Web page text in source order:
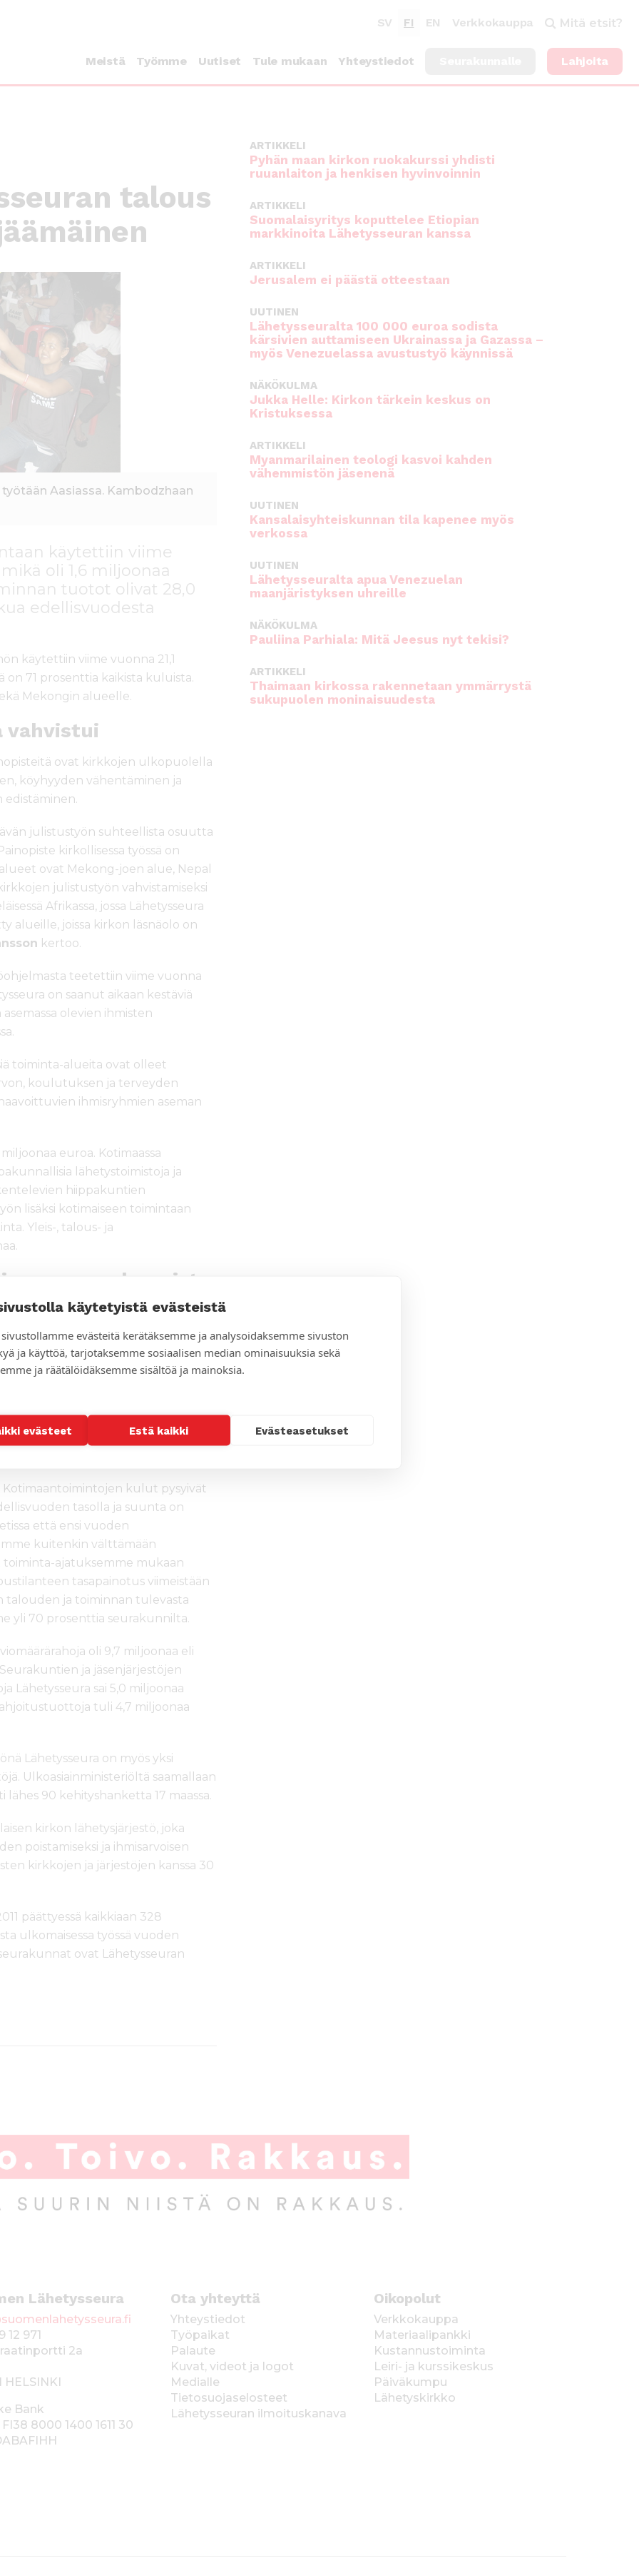
käytetyistä evästeistä
evästeitä kerätäksemme ja analysoidaksemme sivuston
ja käyttöä, tarjotaksemme sosiaalisen median ominaisuuksia sekä
ja räätälöidäksemme sisältöä ja mainoksia.
evästeet Estä kaikki Evästeasetukset
SV FI EN Verkkokauppa Mitä etsit?
Meistä Työmme Uutiset Tule mukaan Yhteystiedot Lahjoita
talous
Aasiassa. Kambodzhaan
käytettiin viime
oli 1,6 miljoonaa
tuotot olivat 28,0
edellisvuodesta
käytettiin viime vuonna 21,1
on 71 prosenttia kaikista kuluista.
Mekongin alueelle.
vahvistui
ovat kirkkojen ulkopuolella
köyhyyden vähentäminen ja
julistustyön suhteellista osuutta
kirkollisessa työssä on
ovat Mekong-joen alue, Nepal
julistustyön vahvistamiseksi
Afrikassa, jossa Lähetysseura
alueille, joissa kirkon läsnäolo on
kertoo.
teetettiin viime vuonna
on saanut aikaan kestäviä
olevien ihmisten
toiminta-alueita ovat olleet
koulutuksen ja terveyden
ihmisryhmien aseman
euroa. Kotimaassa
lähetystoimistoja ja
hiippakuntien
lisäksi kotimaiseen toimintaan
Yleis-, talous- ja
osa seurakunnista
19,4 miljoonaa
7,0
tuottoja 0,9 miljoonaa (1,0) sekä
(1,4).
mutta tuottoihin sisältyy
1,3 miljoonaa, joten
talousjohtajaLauri
kulut pysyivät
tasolla ja suunta on
että ensi vuoden
kuitenkin välttämään
toiminta-ajatuksemme mukaan
tasapainotus viimeistään
talouden ja toiminnan tulevasta
yli 70 prosenttia seurakunnilta.
oli 9,7 miljoonaa eli
ja jäsenjärjestöjen
Lähetysseura sai 5,0 miljoonaa
tuli 4,7 miljoonaa
Lähetysseura on myös yksi
Ulkoasiainministeriöltä saamallaan
90 kehityshanketta 17 maassa.
kirkon lähetysjärjestö, joka
poistamiseksi ja ihmisarvoisen
kirkkojen ja järjestöjen kanssa 30
päättyessä kaikkiaan 328
ulkomaisessa työssä vuoden
ovat Lähetysseuran
ARTIKKELI
Pyhän maan kirkon ruokakurssi yhdisti
ruuanlaiton ja henkisen hyvinvoinnin
ARTIKKELI
Suomalaisyritys koputtelee Etiopian
markkinoita Lähetysseuran kanssa
ARTIKKELI
Jerusalem ei päästä otteestaan
UUTINEN
Lähetysseuralta 100 000 euroa sodista
kärsivien auttamiseen Ukrainassa ja Gazassa –
myös Venezuelassa avustustyö käynnissä
NÄKÖKULMA
Jukka Helle: Kirkon tärkein keskus on
Kristuksessa
ARTIKKELI
Myanmarilainen teologi kasvoi kahden
vähemmistön jäsenenä
UUTINEN
Kansalaisyhteiskunnan tila kapenee myös
verkossa
UUTINEN
Lähetysseuralta apua Venezuelan
maanjäristyksen uhreille
NÄKÖKULMA
Pauliina Parhiala: Mitä Jeesus nyt tekisi?
ARTIKKELI
Thaimaan kirkossa rakennetaan ymmärrystä
sukupuolen moninaisuudesta
Lähetysseura
12 971
2a
HELSINKI
Bank
FI38 8000 1400 1611 30
Ota yhteyttä
Yhteystiedot
Työpaikat
Palaute
Kuvat, videot ja logot
Medialle
Tietosuojaselosteet
Lähetysseuran ilmoituskanava
Oikopolut
Verkkokauppa
Materiaalipankki
Kustannustoiminta
Leiri- ja kurssikeskus
Päiväkumpu
Lähetyskirkko